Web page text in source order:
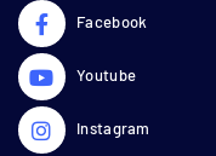
Facebook
Youtube
Instagram